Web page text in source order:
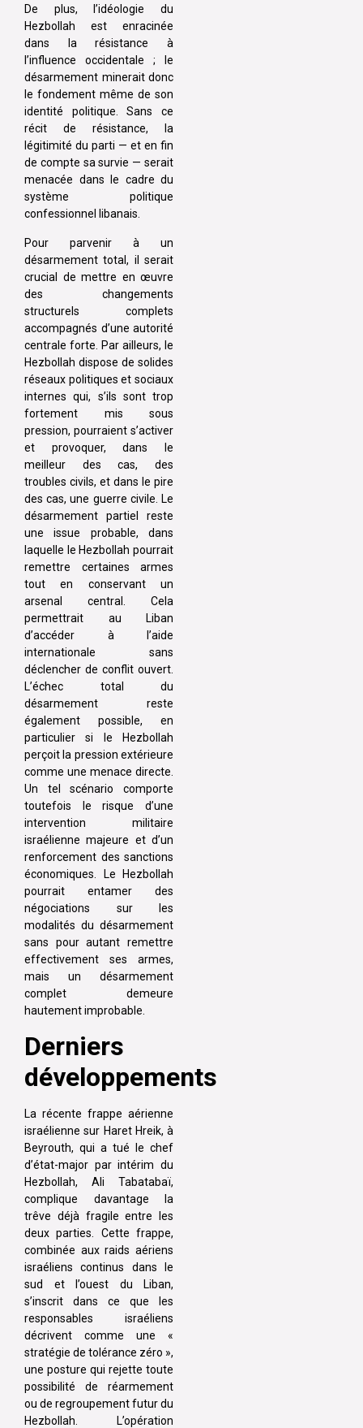
De plus, l’idéologie du
Hezbollah est enracinée
dans la résistance à
l’influence occidentale ; le
désarmement minerait donc
le fondement même de son
identité politique. Sans ce
récit de résistance, la
légitimité du parti — et en fin
de compte sa survie — serait
menacée dans le cadre du
système politique
confessionnel libanais.
Pour parvenir à un
désarmement total, il serait
crucial de mettre en œuvre
des changements
structurels complets
accompagnés d’une autorité
centrale forte. Par ailleurs, le
Hezbollah dispose de solides
réseaux politiques et sociaux
internes qui, s’ils sont trop
fortement mis sous
pression, pourraient s’activer
et provoquer, dans le
meilleur des cas, des
troubles civils, et dans le pire
des cas, une guerre civile. Le
désarmement partiel reste
une issue probable, dans
laquelle le Hezbollah pourrait
remettre certaines armes
tout en conservant un
arsenal central. Cela
permettrait au Liban
d’accéder à l’aide
internationale sans
déclencher de conflit ouvert.
L’échec total du
désarmement reste
également possible, en
particulier si le Hezbollah
perçoit la pression extérieure
comme une menace directe.
Un tel scénario comporte
toutefois le risque d’une
intervention militaire
israélienne majeure et d’un
renforcement des sanctions
économiques. Le Hezbollah
pourrait entamer des
négociations sur les
modalités du désarmement
sans pour autant remettre
effectivement ses armes,
mais un désarmement
complet demeure
hautement improbable.
Derniers
développements
La récente frappe aérienne
israélienne sur Haret Hreik, à
Beyrouth, qui a tué le chef
d’état-major par intérim du
Hezbollah, Ali Tabatabaï,
complique davantage la
trêve déjà fragile entre les
deux parties. Cette frappe,
combinée aux raids aériens
israéliens continus dans le
sud et l’ouest du Liban,
s’inscrit dans ce que les
responsables israéliens
décrivent comme une «
stratégie de tolérance zéro »,
une posture qui rejette toute
possibilité de réarmement
ou de regroupement futur du
Hezbollah. L’opération